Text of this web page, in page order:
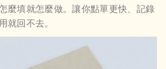
麼填就怎麼做。讓你點單更快、記錄
就回不去。